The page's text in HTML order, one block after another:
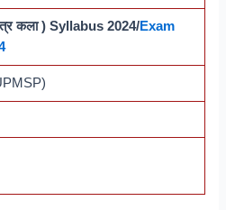
कला ) Syllabus 2024/Exam